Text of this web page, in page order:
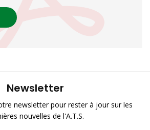
Newsletter
newsletter pour rester à jour sur les
nouvelles de l'A.T.S.